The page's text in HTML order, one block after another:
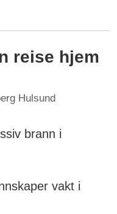
reise hjem
Hulsund
brann i
vakt i